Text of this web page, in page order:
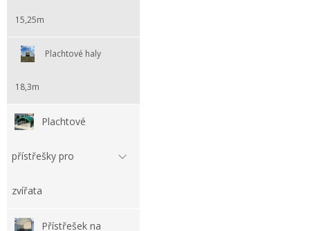
15,25m
Plachtové haly
18,3m
Plachtové
přístřešky pro
zvířata
Přístřešek na